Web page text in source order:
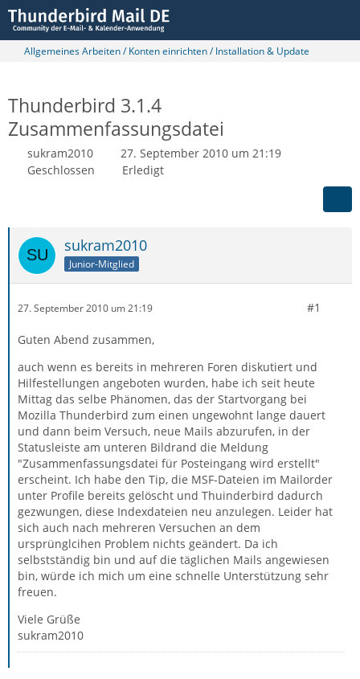
Allgemeines Arbeiten / Konten einrichten / Installation & Update
Thunderbird 3.1.4
Zusammenfassungsdatei
sukram2010
27. September 2010 um 21:19
Geschlossen
Erledigt
sukram2010
Junior-Mitglied
27. September 2010 um 21:19 #1
Guten Abend zusammen,
auch wenn es bereits in mehreren Foren diskutiert und
Hilfestellungen angeboten wurden, habe ich seit heute
Mittag das selbe Phänomen, das der Startvorgang bei
Mozilla Thunderbird zum einen ungewohnt lange dauert
und dann beim Versuch, neue Mails abzurufen, in der
Statusleiste am unteren Bildrand die Meldung
"Zusammenfassungsdatei für Posteingang wird erstellt"
erscheint. Ich habe den Tip, die MSF-Dateien im Mailorder
unter Profile bereits gelöscht und Thuinderbird dadurch
gezwungen, diese Indexdateien neu anzulegen. Leider hat
sich auch nach mehreren Versuchen an dem
ursprünglcihen Problem nichts geändert. Da ich
selbstständig bin und auf die täglichen Mails angewiesen
bin, würde ich mich um eine schnelle Unterstützung sehr
freuen.
Viele Grüße
sukram2010